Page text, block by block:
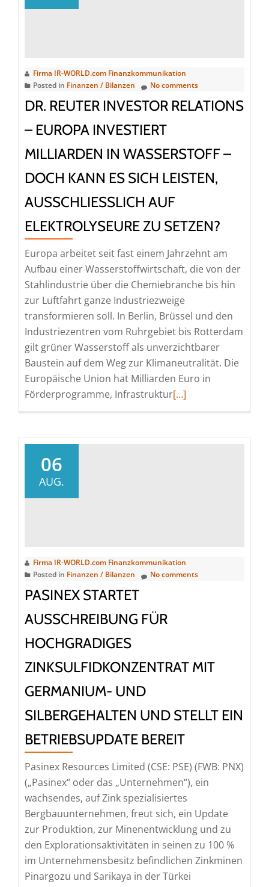
Milliarden-
Durchbruch:
Warum
Eli
Lillys
Deal
den
Beginn
eines
neuen
Therapiemarktes
markieren
könnte
Firma IR-WORLD.com Finanzkommunikation
Posted in Finanzen / Bilanzen No comments
DR. REUTER INVESTOR RELATIONS
– EUROPA INVESTIERT
MILLIARDEN IN WASSERSTOFF –
DOCH KANN ES SICH LEISTEN,
AUSSCHLIESSLICH AUF E
LEKTROLYSEURE ZU SETZEN?
Europa arbeitet seit fast einem Jahrzehnt am
Aufbau einer Wasserstoffwirtschaft, die von der
Stahlindustrie über die Chemiebranche bis hin
zur Luftfahrt ganze Industriezweige
transformieren soll. In Berlin, Brüssel und den
Industriezentren vom Ruhrgebiet bis Rotterdam
gilt grüner Wasserstoff als unverzichtbarer
Baustein auf dem Weg zur Klimaneutralität. Die
Europäische Union hat Milliarden Euro in
Förderprogramme, InfrastrukturRead
in
Wasserstoff
sich
leisten,
auf
Elektrolyseure
zu
[…]
06
AUG.
Firma IR-WORLD.com Finanzkommunikation
Posted in Finanzen / Bilanzen No comments
PASINEX STARTET
AUSSCHREIBUNG FÜR
HOCHGRADIGES
ZINKSULFIDKONZENTRAT MIT
GERMANIUM- UND
SILBERGEHALTEN UND STELLT EIN
BETRIEBSUPDATE BEREIT
Pasinex Resources Limited (CSE: PSE) (FWB: PNX)
(„Pasinex“ oder das „Unternehmen“), ein
wachsendes, auf Zink spezialisiertes
Bergbauunternehmen, freut sich, ein Update
zur Produktion, zur Minenentwicklung und zu
den Explorationsaktivitäten in seinen zu 100 %
im Unternehmensbesitz befindlichen Zinkminen
Pinargozu und Sarikaya in der Türkei